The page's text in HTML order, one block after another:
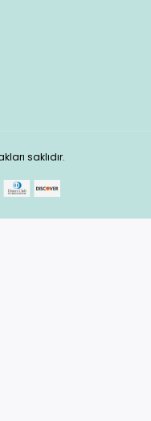
saklıdır.